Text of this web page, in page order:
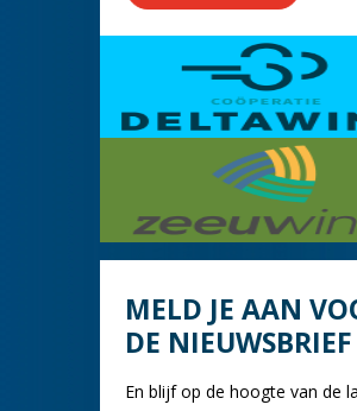
MELD JE AAN
DE NIEUWSBRIEF
En blijf op de hoogte van de